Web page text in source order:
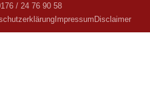
/ 24 76 90 58
ImpressumDisclaimer